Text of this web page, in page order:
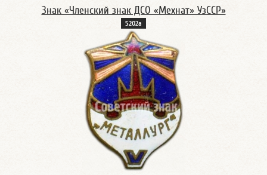
Знак «Членский знак ДСО «Мехнат» УзССР»
5202а